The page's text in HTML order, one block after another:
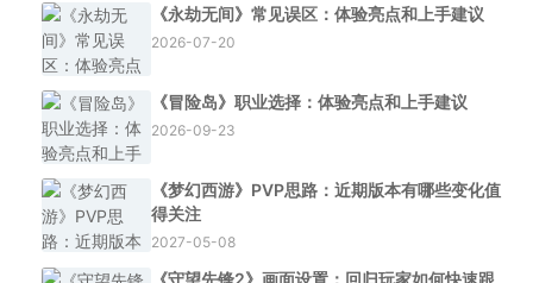
《永劫无间》常见误区：体验亮点和上手建议
2026-07-20
《冒险岛》职业选择：体验亮点和上手建议
2026-09-23
《梦幻西游》PVP思路：近期版本有哪些变化值
得关注
2027-05-08
《守望先锋2》画面设置：回归玩家如何快速跟